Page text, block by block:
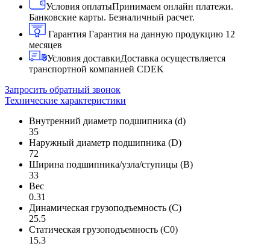
Условия оплатыПринимаем онлайн платежи.
Банковские карты. Безналичный расчет.
Гарантия Гарантия на данную продукцию 12
месяцев
Условия доставкиДоставка осуществляется
транспортной компанией CDEK
Запросить обратный звонок
Технические характеристики
Внутренний диаметр подшипника (d)
35
Наружный диаметр подшипника (D)
72
Ширина подшипника/узла/ступицы (B)
33
Вес
0.31
Динамическая грузоподъемность (C)
25.5
Статическая грузоподъемность (C0)
15.3